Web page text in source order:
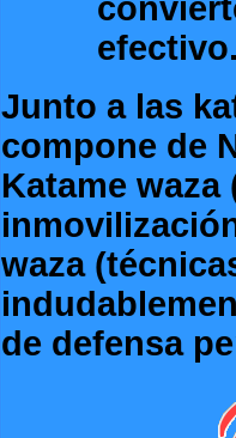
Junto a las
compone de
Katame
waza
de defensa